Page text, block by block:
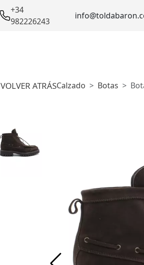
+34
982226243
VOLVER ATRÁSCalzado Botas